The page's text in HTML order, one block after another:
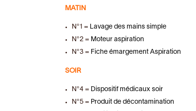
MATIN
N°1 = Lavage des mains simple
N°2 = Moteur aspiration
N°3 = Fiche émargement Aspiration
SOIR
N°4 = Dispositif médicaux soir
N°5 = Produit de décontamination